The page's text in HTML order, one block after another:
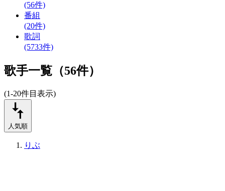
(56件)
番組
(20件)
歌詞
(5733件)
歌手一覧（56件）
(1-20件目表示)
人気順
りぶ